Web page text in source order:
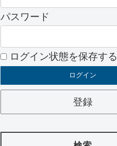
パスワード
ログイン状態を保存する
登録